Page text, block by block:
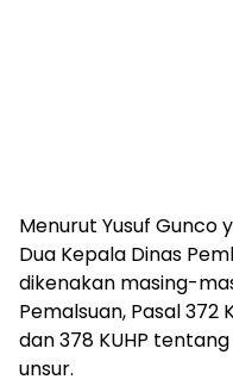
Menurut Yusuf Gunco
Dua Kepala Dinas
dikenakan masing-
Pemalsuan, Pasal 372
dan 378 KUHP
unsur.